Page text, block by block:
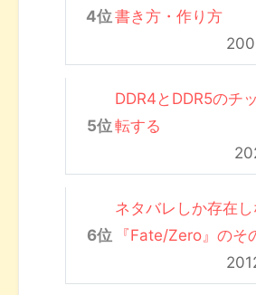
書き方・作り方
DDR4とDDR5のチ
転する
ネタバレしか存在
『Fate/Zero』のそ